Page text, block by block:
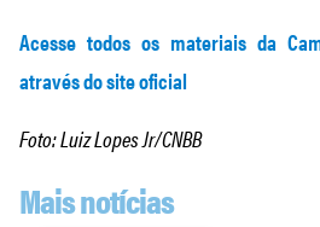
Acesse todos os materiais da
através do site oficial
Foto: Luiz Lopes Jr/CNBB
Mais notícias